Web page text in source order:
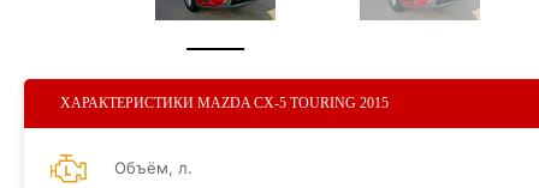
ХАРАКТЕРИСТИКИ MAZDA CX-5 TOURING 2015
Объём, л.